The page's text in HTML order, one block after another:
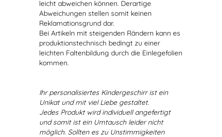
leicht abweichen können. Derartige
Abweichungen stellen somit keinen
Reklamationsgrund dar.
Bei Artikeln mit steigenden Rändern kann es
produktionstechnisch bedingt zu einer
leichten Faltenbildung durch die Einlegefolien
kommen.
Ihr personalisiertes Kindergeschirr ist ein
Unikat und mit viel Liebe gestaltet.
Jedes Produkt wird individuell angefertigt
und somit ist ein Umtausch leider nicht
möglich. Sollten es zu Unstimmigkeiten